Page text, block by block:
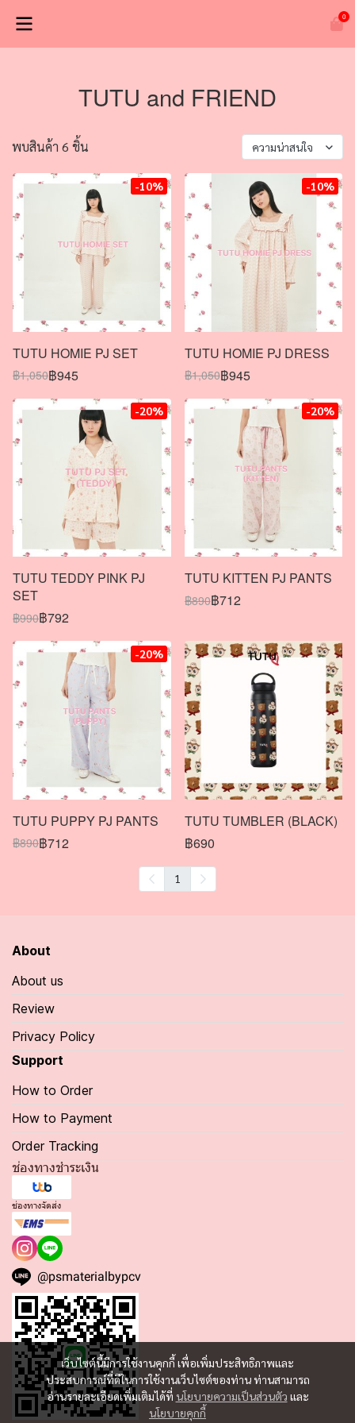
0
TUTU and FRIEND
พบสินค้า 6 ชิ้น ความน่าสนใจ
-10%
TUTU HOMIE PJ SET
฿1,050฿945
-10%
TUTU HOMIE PJ DRESS
฿1,050฿945
-20%
TUTU TEDDY PINK PJ
SET
฿990฿792
-20%
TUTU KITTEN PJ PANTS
฿890฿712
-20%
TUTU PUPPY PJ PANTS
฿890฿712
TUTU TUMBLER (BLACK)
฿690
1
เว็บไซต์นี้มีการใช้งานคุกกี้ เพื่อเพิ่มประสิทธิภาพและ
ประสบการณ์ที่ดีในการใช้งานเว็บไซต์ของท่าน ท่านสามารถ
อ่านรายละเอียดเพิ่มเติมได้ที่ นโยบายความเป็นส่วนตัว และ
นโยบายคุกกี้
About
About us
Review
Privacy Policy
Support
How to Order
How to Payment
Order Tracking
ช่องทางชำระเงิน
ช่องทางจัดส่ง
@psmaterialbypcv